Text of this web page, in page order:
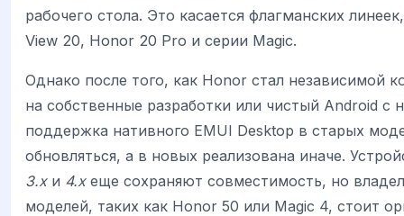
рабочего стола. Это касается флагманских
View 20, Honor 20 Pro и серии Magic.
Однако после того, как Honor стал независимой
на собственные разработки или чистый Android с
поддержка нативного EMUI Desktop в старых
обновляться, а в новых реализована иначе.
3.xи 4.xеще сохраняют совместимость, но
моделей, таких как Honor 50 или Magic 4, стоит